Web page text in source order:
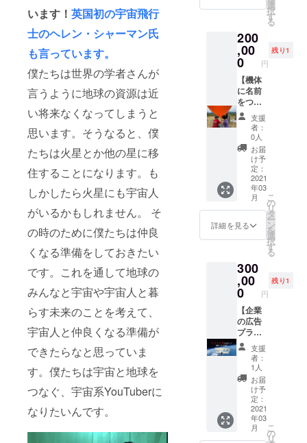
います！ 英国初の宇宙飛行
士のヘレン・シャーマン氏
も言っています。
僕たちは世界の学者さんが
言うように地球の資源は近
い将来なくなってしまうと
思います。そうなると、僕
たちは火星とか他の星に移
住することになります。も
しかしたら火星にも宇宙人
がいるかもしれません。 そ
の時のために僕たちは仲良
くなる準備をしておきたい
です。これを通して地球の
みんなと宇宙や宇宙人と暮
らす未来のことを考えて、
宇宙人と仲良くなる準備が
できたらなと思っていま
す。僕たちは宇宙と地球を
つなぐ、宇宙系YouTuberに
なりたいんです。
態で打
画の回
収が失
敗する
場合が
ありま
す。そ
の場合
もお金
をお返
しする
ことは
できま
せん。
申し訳
ござい
ませ
いて考
えて、
彼らへ
のメッ
セージ
動画を
撮影し
て送っ
てくだ
さい。
・缶
バッチ
（クラ
ス人数
＋担任
の分）
・宇宙
人への
る授業
コンテ
ンツ
（40分
授業の
資料：
studio
あおと
作りま
す） ※
備考欄
に学校
名と学
年、ク
ラス
名、人
THE宇
バーズ
カード
（※厚紙
素材）
選
択
す
る
200
,00
0 円
残り1
【機体
に名前
をつけ
る権
利】 ・
THE宇
宙少年
ズ メン
バーズ
カード
（※厚紙
素材）
・缶
バッチ
・Tシャ
（140〜
XL） ・
マフ
ラータ
オル ・
お礼の
メール
※誰かに
迷惑が
かかる
名前は
お断り
する可
能性が
ありま
す。
支援
者：
0人
お届
け予
定：
2021
年03
月
詳細を見る
こ
の
リ
タ
ー
ン
を
選
択
す
る
300
,00
0 円
残り1
【企業
の広告
プラ
ン】 成
層圏で
企業の
ロゴ
マーク
の写真
が撮れ
ます。
限定2個
支援
者：
1人
お届
け予
定：
2021
年03
月
こ
の
リ